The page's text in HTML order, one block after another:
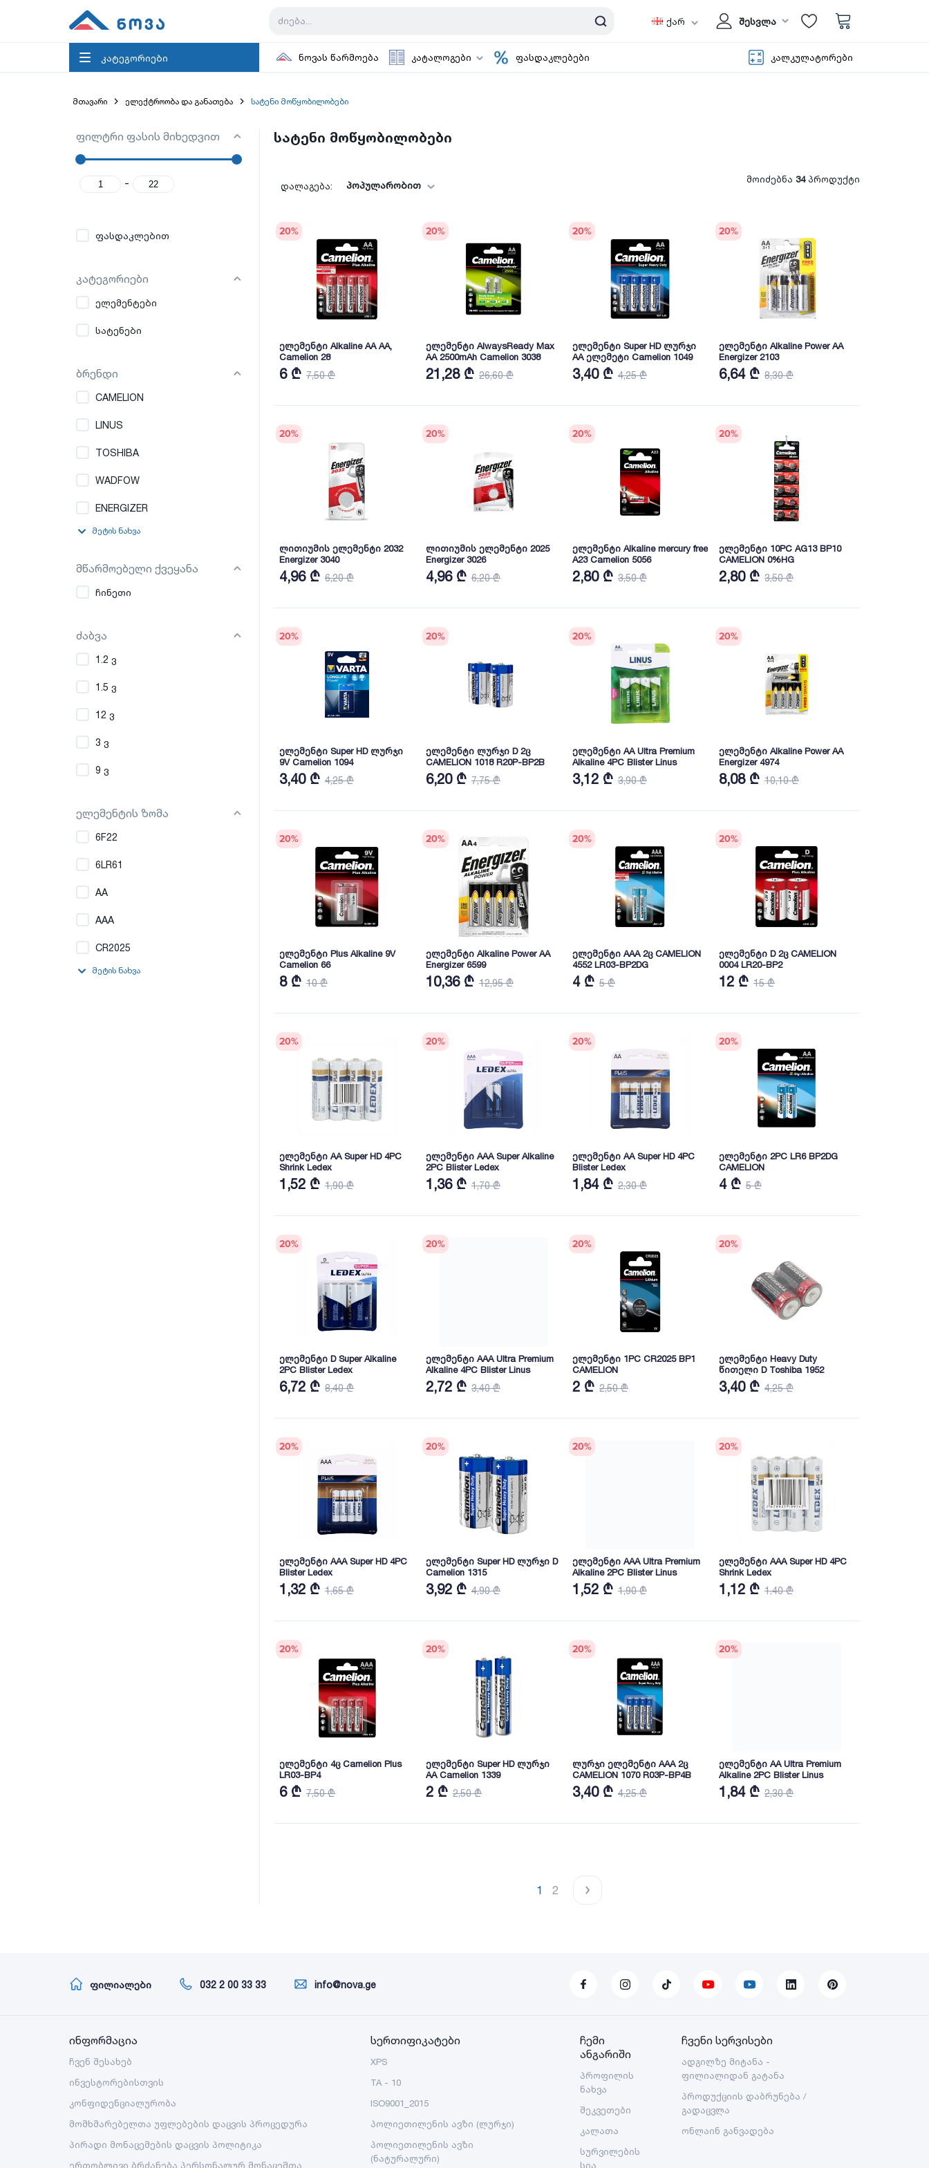
ქარ შესვლა
კატეგორიები ნოვას წარმოება კატალოგები ფასდაკლებები კალკულატორები
მთავარი ელექტროობა და განათება სატენი მოწყობილობები
ფილტრი ფასის მიხედვით
-
ფასდაკლებით
კატეგორიები
ელემენტები
სატენები
ბრენდი
CAMELION
LINUS
TOSHIBA
WADFOW
ENERGIZER
მეტის ნახვა
მწარმოებელი ქვეყანა
ჩინეთი
ძაბვა
1.2 ვ
1.5 ვ
12 ვ
3 ვ
9 ვ
ელემენტის ზომა
6F22
6LR61
AA
AAA
CR2025
მეტის ნახვა
სატენი მოწყობილობები
დალაგება: პოპულარობით
მოიძებნა 34პროდუქტი
20%
ელემენტი Alkaline AA AA,
Camelion 28
6 ₾ 7,50 ₾
20%
ელემენტი AlwaysReady Max
AA 2500mAh Camelion 3038
21,28 ₾ 26,60 ₾
20%
ელემენტი Super HD ლურჯი
AA ელემეტი Camelion 1049
3,40 ₾ 4,25 ₾
20%
ელემენტი Alkaline Power AA
Energizer 2103
6,64 ₾ 8,30 ₾
20%
ლითიუმის ელემენტი 2032
Energizer 3040
4,96 ₾ 6,20 ₾
20%
ლითიუმის ელემენტი 2025
Energizer 3026
4,96 ₾ 6,20 ₾
20%
ელემენტი Alkaline mercury free
A23 Camelion 5056
2,80 ₾ 3,50 ₾
20%
ელემენტი 10PC AG13 BP10
CAMELION 0%HG
2,80 ₾ 3,50 ₾
20%
ელემენტი Super HD ლურჯი
9V Camelion 1094
3,40 ₾ 4,25 ₾
20%
ელემენტი ლურჯი D 2ც
CAMELION 1018 R20P-BP2B
6,20 ₾ 7,75 ₾
20%
ელემენტი AA Ultra Premium
Alkaline 4PC Blister Linus
3,12 ₾ 3,90 ₾
20%
ელემენტი Alkaline Power AA
Energizer 4974
8,08 ₾ 10,10 ₾
20%
ელემენტი Plus Alkaline 9V
Camelion 66
8 ₾ 10 ₾
20%
ელემენტი Alkaline Power AA
Energizer 6599
10,36 ₾ 12,95 ₾
20%
ელემენტი AAA 2ც CAMELION
4552 LR03-BP2DG
4 ₾ 5 ₾
20%
ელემენტი D 2ც CAMELION
0004 LR20-BP2
12 ₾ 15 ₾
20%
ელემენტი AA Super HD 4PC
Shrink Ledex
1,52 ₾ 1,90 ₾
20%
ელემენტი AAA Super Alkaline
2PC Blister Ledex
1,36 ₾ 1,70 ₾
20%
ელემენტი AA Super HD 4PC
Blister Ledex
1,84 ₾ 2,30 ₾
20%
ელემენტი 2PC LR6 BP2DG
CAMELION
4 ₾ 5 ₾
20%
ელემენტი D Super Alkaline
2PC Blister Ledex
6,72 ₾ 8,40 ₾
20%
ელემენტი AAA Ultra Premium
Alkaline 4PC Blister Linus
2,72 ₾ 3,40 ₾
20%
ელემენტი 1PC CR2025 BP1
CAMELION
2 ₾ 2,50 ₾
20%
ელემენტი Heavy Duty
წითელი D Toshiba 1952
3,40 ₾ 4,25 ₾
20%
ელემენტი AAA Super HD 4PC
Blister Ledex
1,32 ₾ 1,65 ₾
20%
ელემენტი Super HD ლურჯი D
Camelion 1315
3,92 ₾ 4,90 ₾
20%
ელემენტი AAA Ultra Premium
Alkaline 2PC Blister Linus
1,52 ₾ 1,90 ₾
20%
ელემენტი AAA Super HD 4PC
Shrink Ledex
1,12 ₾ 1,40 ₾
20%
ელემენტი 4ც Camelion Plus
LR03-BP4
6 ₾ 7,50 ₾
20%
ელემენტი Super HD ლურჯი
AA Camelion 1339
2 ₾ 2,50 ₾
20%
ლურჯი ელემენტი AAA 2ც
CAMELION 1070 R03P-BP4B
3,40 ₾ 4,25 ₾
20%
ელემენტი AA Ultra Premium
Alkaline 2PC Blister Linus
1,84 ₾ 2,30 ₾
1 2
ფილიალები 032 2 00 33 33 info@nova.ge
ინფორმაცია
ჩვენ შესახებ
ინვესტორებისთვის
კონფიდენციალურობა
მომხმარებელთა უფლებების დაცვის პროცედურა
პირადი მონაცემების დაცვის პოლიტიკა
ერთობლივი ბრძანება პერსონალურ მონაცემთა
სერთიფიკატები
XPS
TA - 10
ISO9001_2015
პოლიეთილენის ავზი (ლურჯი)
პოლიეთილენის ავზი
(ნატურალური)
ჩემი
ანგარიში
პროფილის
ნახვა
შეკვეთები
კალათა
სურვილების
სია
ჩვენი სერვისები
ადგილზე მიტანა -
ფილიალიდან გატანა
პროდუქციის დაბრუნება /
გადაცვლა
ონლაინ განვადება